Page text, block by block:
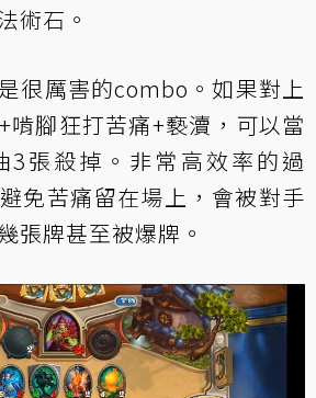
術石。
很厲害的combo。如果對上
啃腳狂打苦痛+褻瀆，可以當
3張殺掉。非常高效率的過
免苦痛留在場上，會被對手
張牌甚至被爆牌。